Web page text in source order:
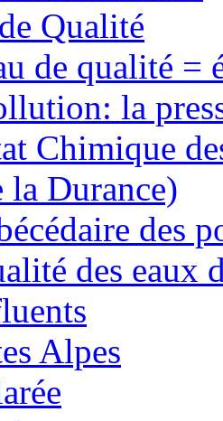
Qualité
de qualité =
la
Chimique
la Durance)
des
des eaux
Alpes